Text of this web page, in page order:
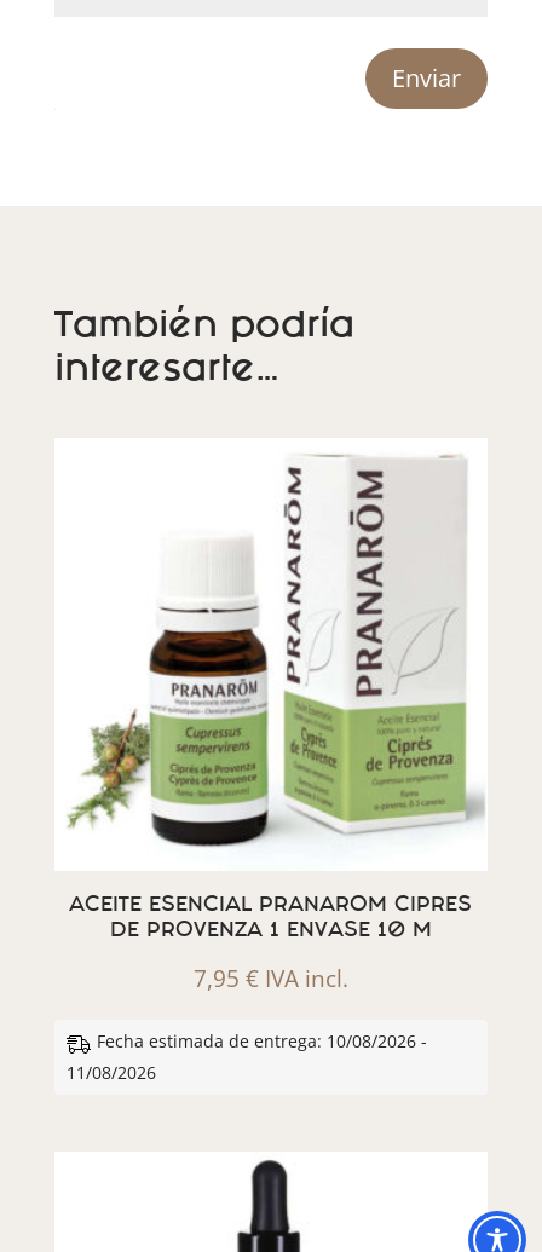
Enviar
También podría
interesarte…
ACEITE ESENCIAL PRANAROM CIPRES
DE PROVENZA 1 ENVASE 10 M
7,95 € IVA incl.
Fecha estimada de entrega: 10/08/2026 -
11/08/2026